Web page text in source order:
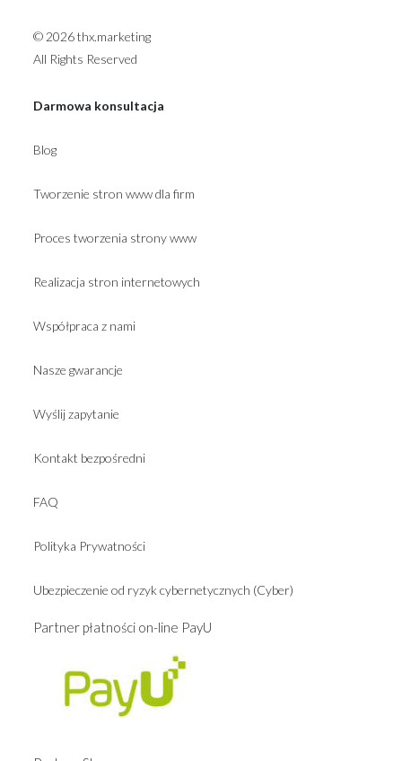
© 2026 thx.marketing
All Rights Reserved
Darmowa konsultacja
Blog
Tworzenie stron www dla firm
Proces tworzenia strony www
Realizacja stron internetowych
Współpraca z nami
Nasze gwarancje
Wyślij zapytanie
Kontakt bezpośredni
FAQ
Polityka Prywatności
Ubezpieczenie od ryzyk cybernetycznych (Cyber)
Partner płatności on-line PayU